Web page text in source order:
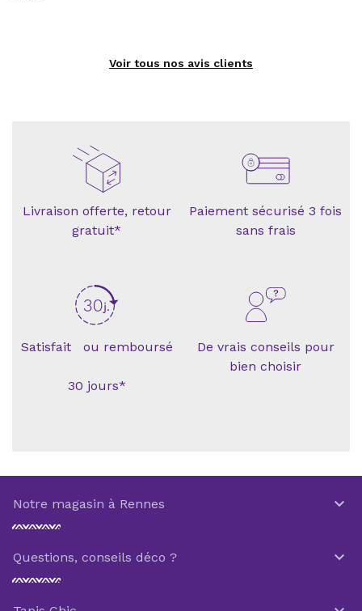
Voir tous nos avis clients
Livraison offerte, retour
gratuit*
Paiement sécurisé 3 fois
sans frais
Satisfait ou remboursé
30 jours*
De vrais conseils pour
bien choisir
Notre magasin à Rennes 
Questions, conseils déco ? 